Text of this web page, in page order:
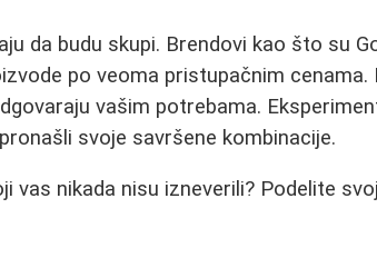
da budu skupi. Brendovi kao što su
po veoma pristupačnim cenama.
vašim potrebama.
svoje savršene kombinacije.
vas nikada nisu izneverili? Podelite